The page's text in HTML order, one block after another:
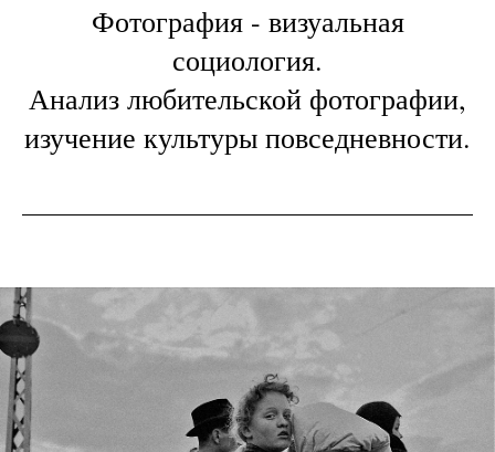
Фотография - визуальная
социология.
Анализ любительской фотографии,
изучение культуры повседневности.